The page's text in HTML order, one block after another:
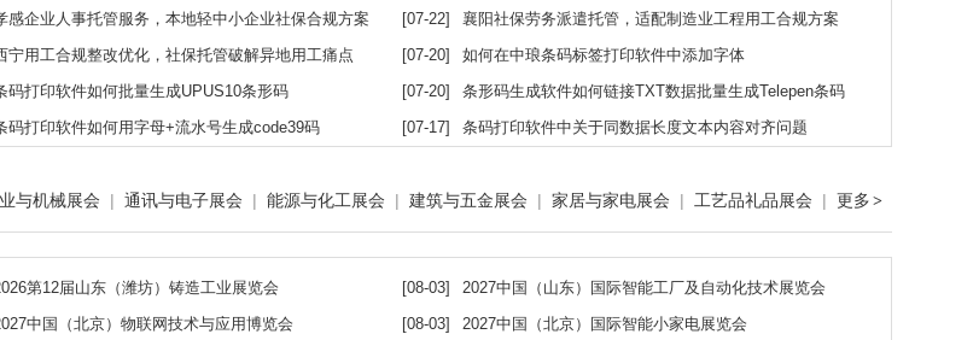
感企业人事托管服务，本地轻中小企业社保合规方案 [07-22]
襄阳社保劳务派遣托管，适配制造业工程用工合规方案
宁用工合规整改优化，社保托管破解异地用工痛点 [07-20]
如何在中琅条码标签打印软件中添加字体
码打印软件如何批量生成UPUS10条形码 [07-20]
条形码生成软件如何链接TXT数据批量生成Telepen条码
码打印软件如何用字母+流水号生成code39码 [07-17] 条码打印软件中关于同数据长度文本内容对齐问题
与机械展会 | 通讯与电子展会 | 能源与化工展会 | 建筑与五金展会 | 家居与家电展会 | 工艺品礼品展会 | 更多 >
第12届山东（潍坊）铸造工业展览会 [08-03]
2027中国（山东）国际智能工厂及自动化技术展览会
中国（北京）物联网技术与应用博览会 [08-03]
2027中国（北京）国际智能小家电展览会